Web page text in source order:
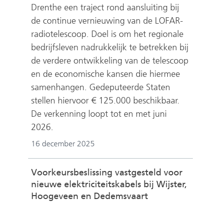
Drenthe een traject rond aansluiting bij
de continue vernieuwing van de LOFAR-
radiotelescoop. Doel is om het regionale
bedrijfsleven nadrukkelijk te betrekken bij
de verdere ontwikkeling van de telescoop
en de economische kansen die hiermee
samenhangen. Gedeputeerde Staten
stellen hiervoor € 125.000 beschikbaar.
De verkenning loopt tot en met juni
2026.
16 december 2025
Voorkeursbeslissing vastgesteld voor
nieuwe elektriciteitskabels bij Wijster,
Hoogeveen en Dedemsvaart